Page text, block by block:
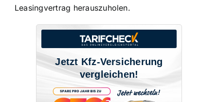
Leasingvertrag herauszuholen.
Jetzt Kfz-Versicherung
vergleichen!